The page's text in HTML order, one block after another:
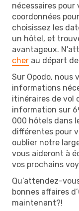
nécessaires pour
coordonnées
choisissez les
un hôtel, et
avantageux.
cher au départ
Sur Opodo, nous
informations
itinéraires de vol
information sur
000 hôtels dans
différentes pour
oublier notre
vous aideront à
vos prochains
Qu’attendez-
bonnes affaires
maintenant?!